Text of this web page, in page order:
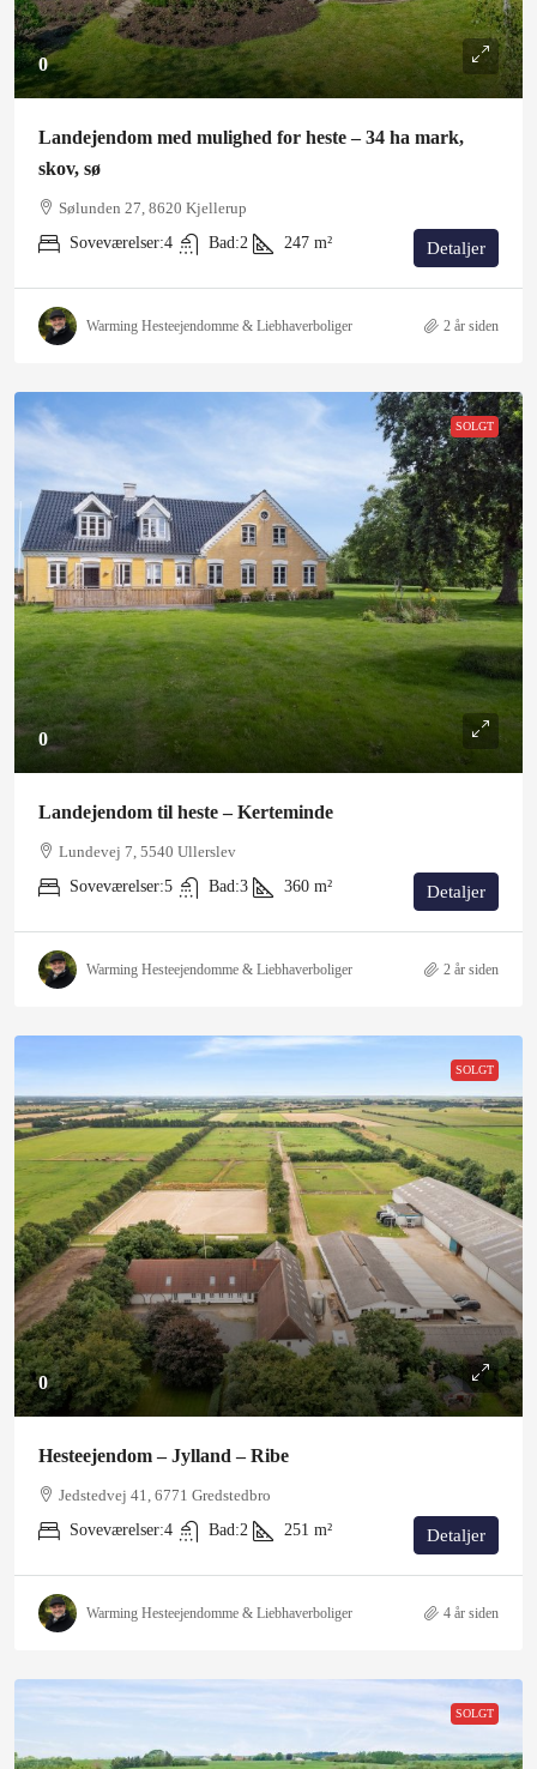
0
Landejendom med mulighed for heste – 34 ha mark,
skov, sø
Sølunden 27, 8620 Kjellerup
Soveværelser:4 Bad:2 247 m² Detaljer
Warming Hesteejendomme & Liebhaverboliger 2 år siden
SOLGT
0
Landejendom til heste – Kerteminde
Lundevej 7, 5540 Ullerslev
Soveværelser:5 Bad:3 360 m² Detaljer
Warming Hesteejendomme & Liebhaverboliger 2 år siden
SOLGT
0
Hesteejendom – Jylland – Ribe
Jedstedvej 41, 6771 Gredstedbro
Soveværelser:4 Bad:2 251 m² Detaljer
Warming Hesteejendomme & Liebhaverboliger 4 år siden
SOLGT